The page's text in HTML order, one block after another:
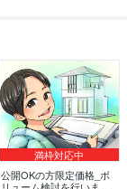
満枠対応中
公開OKの方限定価格_ボ